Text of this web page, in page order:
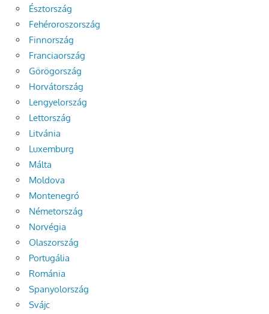
Észtország
Fehéroroszország
Finnország
Franciaország
Görögország
Horvátország
Lengyelország
Lettország
Litvánia
Luxemburg
Málta
Moldova
Montenegró
Németország
Norvégia
Olaszország
Portugália
Románia
Spanyolország
Svájc